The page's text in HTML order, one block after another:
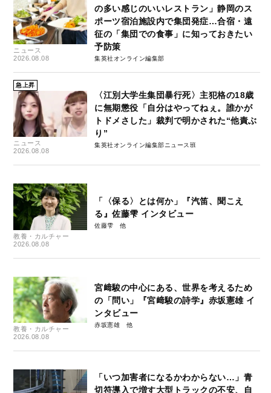
ニュース
2026.08.08
の多い感じのいいレストラン」静岡のス
ポーツ宿泊施設内で集団発症…合宿・遠
征の「集団での食事」に知っておきたい
予防策
集英社オンライン編集部
急上昇
ニュース
2026.08.08
〈江別大学生集団暴行死〉主犯格の18歳
に無期懲役「自分はやってねぇ。誰かが
トドメさした」裁判で明かされた“他責ぶ
り”
集英社オンライン編集部ニュース班
教養・カルチャー
2026.08.08
「〈保る〉とは何か」『汽笛、聞こえ
る』佐藤雫 インタビュー
佐藤雫
教養・カルチャー
2026.08.08
宮﨑駿の中心にある、世界を考えるため
の「問い」『宮﨑駿の詩学』赤坂憲雄 イ
ンタビュー
赤坂憲雄
「いつ加害者になるかわからない…」青
切符導入で増す大型トラックの不安、自